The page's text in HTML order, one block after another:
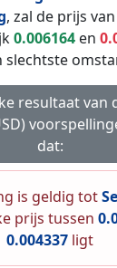
, zal de prijs van
0.006164 en
slechtste
resultaat van
dat:
is geldig tot
prijs tussen
0.004337 ligt